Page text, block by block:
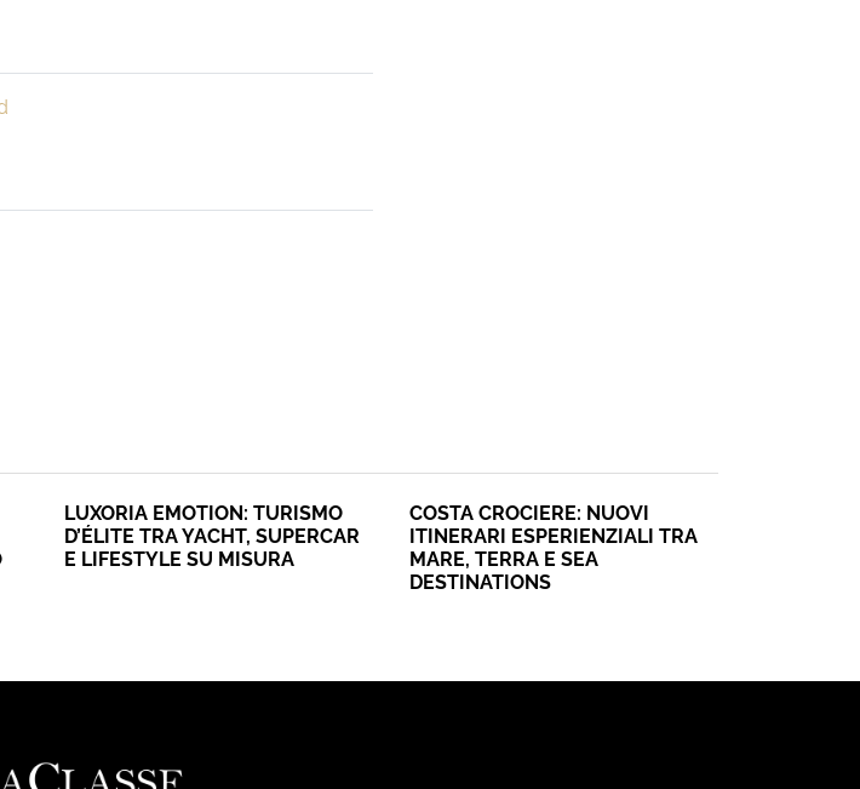
LUXORIA EMOTION: TURISMO
D’ÉLITE TRA YACHT, SUPERCAR
E LIFESTYLE SU MISURA
COSTA CROCIERE: NUOVI
ITINERARI ESPERIENZIALI TRA
MARE, TERRA E SEA
DESTINATIONS